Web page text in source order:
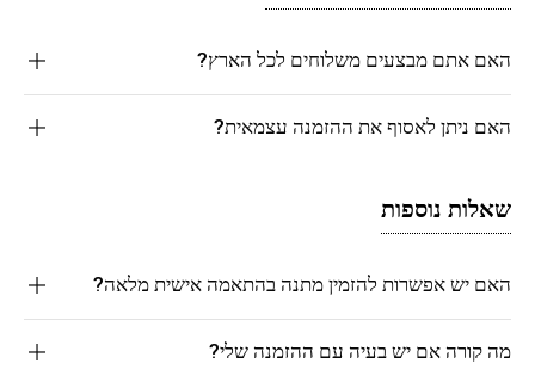
האם אתם מבצעים משלוחים לכל הארץ?
האם ניתן לאסוף את ההזמנה עצמאית?
שאלות נוספות
האם יש אפשרות להזמין מתנה בהתאמה אישית מלאה?
מה קורה אם יש בעיה עם ההזמנה שלי?